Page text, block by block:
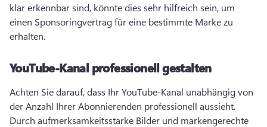
klar erkennbar sind, könnte dies sehr hilfreich sein, um
einen Sponsoringvertrag für eine bestimmte Marke zu
erhalten.
YouTube-Kanal professionell gestalten
Achten Sie darauf, dass Ihr YouTube-Kanal unabhängig von
Durch aufmerksamkeitsstarke Bilder und markengerechte